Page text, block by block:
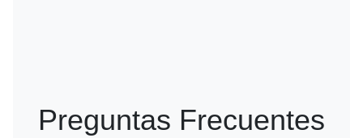
Preguntas Frecuentes